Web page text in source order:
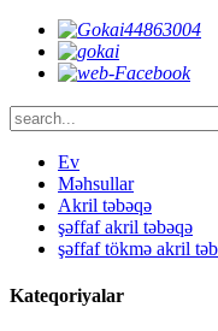
Ev
Məhsullar
Akril təbəqə
şəffaf akril təbəqə
şəffaf tökmə akril
Kateqoriyalar